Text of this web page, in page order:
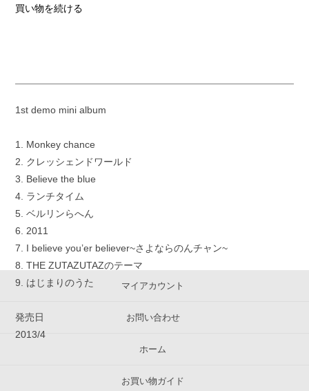
買い物を続ける
1st demo mini album
1. Monkey chance
2. クレッシェンドワールド
3. Believe the blue
4. ランチタイム
5. ベルリンらへん
6. 2011
7. I believe you’er believer~さよならのんチャン~
8. THE ZUTAZUTAZのテーマ
9. はじまりのうた
発売日
2013/4
マイアカウント
お問い合わせ
ホーム
お買い物ガイド